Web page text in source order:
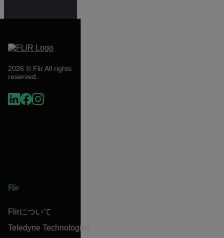
2026 © Flir All rights
reserved.
Flir
Flirについて
Teledyne Technologies